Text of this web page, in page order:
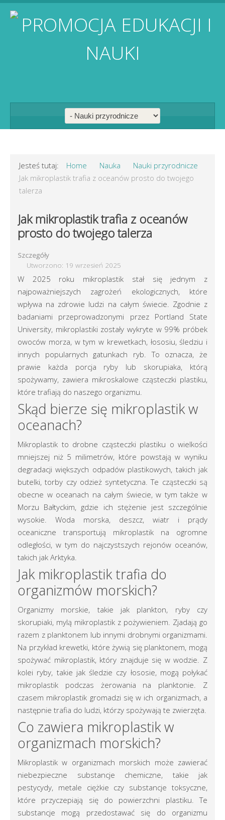
Jesteś tutaj: Home Nauka
Nauki przyrodnicze
Jak mikroplastik trafia z oceanów prosto do twojego
talerza
Jak mikroplastik trafia z oceanów
prosto do twojego talerza
Szczegóły
Utworzono: 19 wrzesień 2025
W 2025 roku mikroplastik stał się jednym z
najpoważniejszych zagrożeń ekologicznych, które
wpływa na zdrowie ludzi na całym świecie. Zgodnie z
badaniami przeprowadzonymi przez Portland State
University, mikroplastiki zostały wykryte w 99% próbek
owoców morza, w tym w krewetkach, łososiu, śledziu i
innych popularnych gatunkach ryb. To oznacza, że
prawie każda porcja ryby lub skorupiaka, którą
spożywamy, zawiera mikroskalowe cząsteczki plastiku,
które trafiają do naszego organizmu.
Skąd bierze się mikroplastik w
oceanach?
Mikroplastik to drobne cząsteczki plastiku o wielkości
mniejszej niż 5 milimetrów, które powstają w wyniku
degradacji większych odpadów plastikowych, takich jak
butelki, torby czy odzież syntetyczna. Te cząsteczki są
obecne w oceanach na całym świecie, w tym także w
Morzu Bałtyckim, gdzie ich stężenie jest szczególnie
wysokie. Woda morska, deszcz, wiatr i prądy
oceaniczne transportują mikroplastik na ogromne
odległości, w tym do najczystszych rejonów oceanów,
takich jak Arktyka.
Jak mikroplastik trafia do
organizmów morskich?
Organizmy morskie, takie jak plankton, ryby czy
skorupiaki, mylą mikroplastik z pożywieniem. Zjadają go
razem z planktonem lub innymi drobnymi organizmami.
Na przykład krewetki, które żywią się planktonem, mogą
spożywać mikroplastik, który znajduje się w wodzie. Z
kolei ryby, takie jak śledzie czy łososie, mogą połykać
mikroplastik podczas żerowania na planktonie. Z
czasem mikroplastik gromadzi się w ich organizmach, a
następnie trafia do ludzi, którzy spożywają te zwierzęta.
Co zawiera mikroplastik w
organizmach morskich?
Mikroplastik w organizmach morskich może zawierać
niebezpieczne substancje chemiczne, takie jak
pestycydy, metale ciężkie czy substancje toksyczne,
które przyczepiają się do powierzchni plastiku. Te
substancje mogą przedostawać się do organizmu